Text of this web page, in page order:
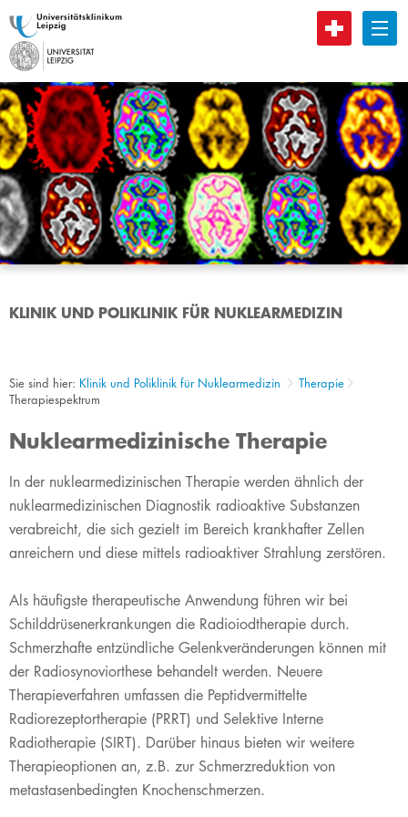
B
KLINIK UND POLIKLINIK FÜR NUKLEARMEDIZIN
Sie sind hier: Klinik und Poliklinik für Nuklearmedizin
Therapie
Therapiespektrum
Nuklearmedizinische Therapie
​In der nuklearmedizinischen Therapie werden ähnlich der
nuklearmedizinischen Diagnostik radioaktive Substanzen
verabreicht, die sich gezielt im Bereich krankhafter Zellen
anreichern und diese mittels radioaktiver Strahlung zerstören.
Als häufigste therapeutische Anwendung führen wir bei
Schilddrüsenerkrankungen die Radioiodtherapie durch.
Schmerzhafte entzündliche Gelenkveränderungen können mit
der Radiosynoviorthese behandelt werden. Neuere
Therapieverfahren umfassen die Peptidvermittelte
Radiorezeptortherapie (PRRT) und Selektive Interne
Radiotherapie (SIRT). Darüber hinaus bieten wir weitere
Therapieoptionen an, z.B. zur Schmerzreduktion von
metastasenbedingten Knochenschmerzen.